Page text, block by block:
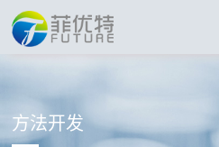
方法开发